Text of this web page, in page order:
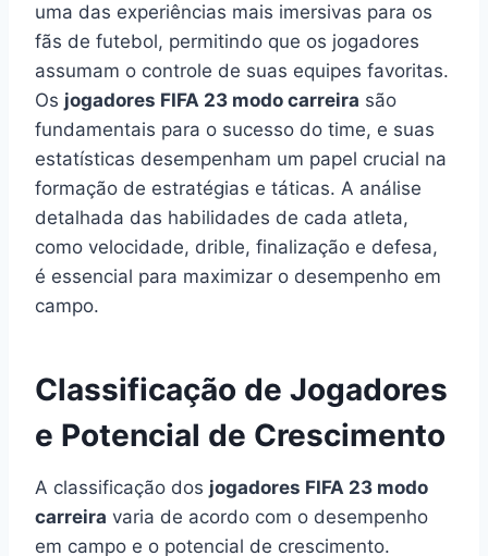
uma das experiências mais imersivas para os
fãs de futebol, permitindo que os jogadores
assumam o controle de suas equipes favoritas.
Os jogadores FIFA 23 modo carreira são
fundamentais para o sucesso do time, e suas
estatísticas desempenham um papel crucial na
formação de estratégias e táticas. A análise
detalhada das habilidades de cada atleta,
como velocidade, drible, finalização e defesa,
é essencial para maximizar o desempenho em
campo.
Classificação de Jogadores
e Potencial de Crescimento
A classificação dos jogadores FIFA 23 modo
carreira varia de acordo com o desempenho
em campo e o potencial de crescimento.